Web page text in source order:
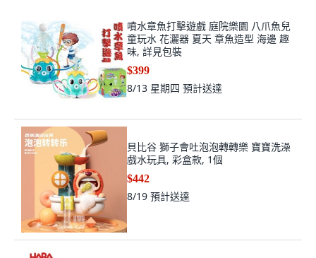
噴水章魚打擊遊戲 庭院樂園 八爪魚兒
童玩水 花灑器 夏天 章魚造型 海邊 趣
味, 詳見包裝
$399
8/13 星期四 預計送達
貝比谷 獅子會吐泡泡轉轉樂 寶寶洗澡
戲水玩具, 彩盒款, 1個
$442
8/19 預計送達